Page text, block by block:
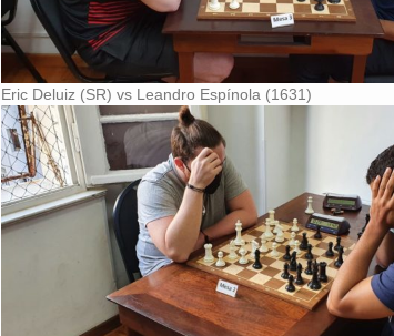
Eric Deluiz (SR) vs Leandro Espínola (1631)